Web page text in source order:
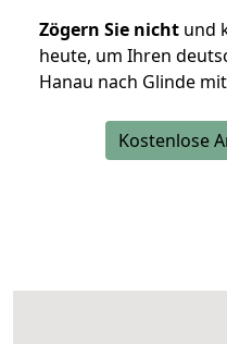
Zögern Sie nicht und
heute, um Ihren
Hanau nach Glinde
Kostenlose